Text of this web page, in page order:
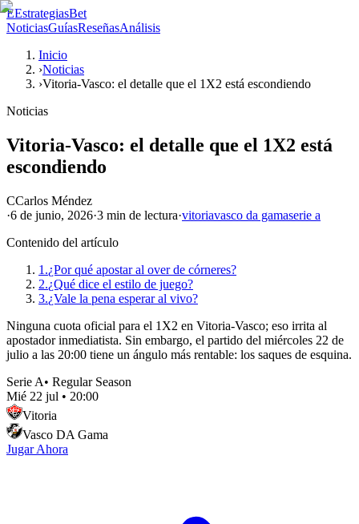
EEstrategiasBet
NoticiasGuíasReseñasAnálisis
Inicio
›Noticias
›Vitoria-Vasco: el detalle que el 1X2 está escondiendo
Noticias
Vitoria-Vasco: el detalle que el 1X2 está
escondiendo
CCarlos Méndez
·6 de junio, 2026·3 min de lectura·vitoriavasco da gamaserie a
Contenido del artículo
1.¿Por qué apostar al over de córneres?
2.¿Qué dice el estilo de juego?
3.¿Vale la pena esperar al vivo?
Ninguna cuota oficial para el 1X2 en Vitoria-Vasco; eso irrita al
apostador inmediatista. Sin embargo, el partido del miércoles 22 de
julio a las 20:00 tiene un ángulo más rentable: los saques de esquina.
Serie A• Regular Season
Mié 22 jul • 20:00
Vitoria
Vasco DA Gama
Jugar Ahora